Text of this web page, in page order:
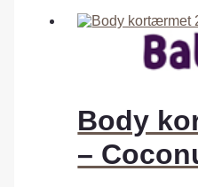
Body
–